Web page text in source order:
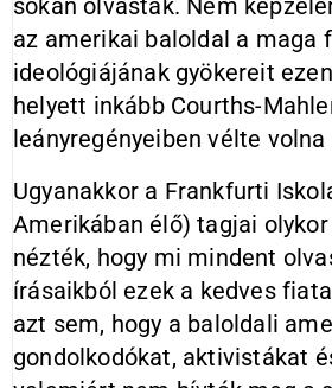
sokan olvasták. Nem
az amerikai baloldal a maga
ideológiájának gyökereit
helyett inkább Courths-
leányregényeiben vélte
Ugyanakkor a Frankfurti
Amerikában élő) tagjai
nézték, hogy mi mindent
írásaikból ezek a kedves
azt sem, hogy a baloldali
gondolkodókat, aktivistákat